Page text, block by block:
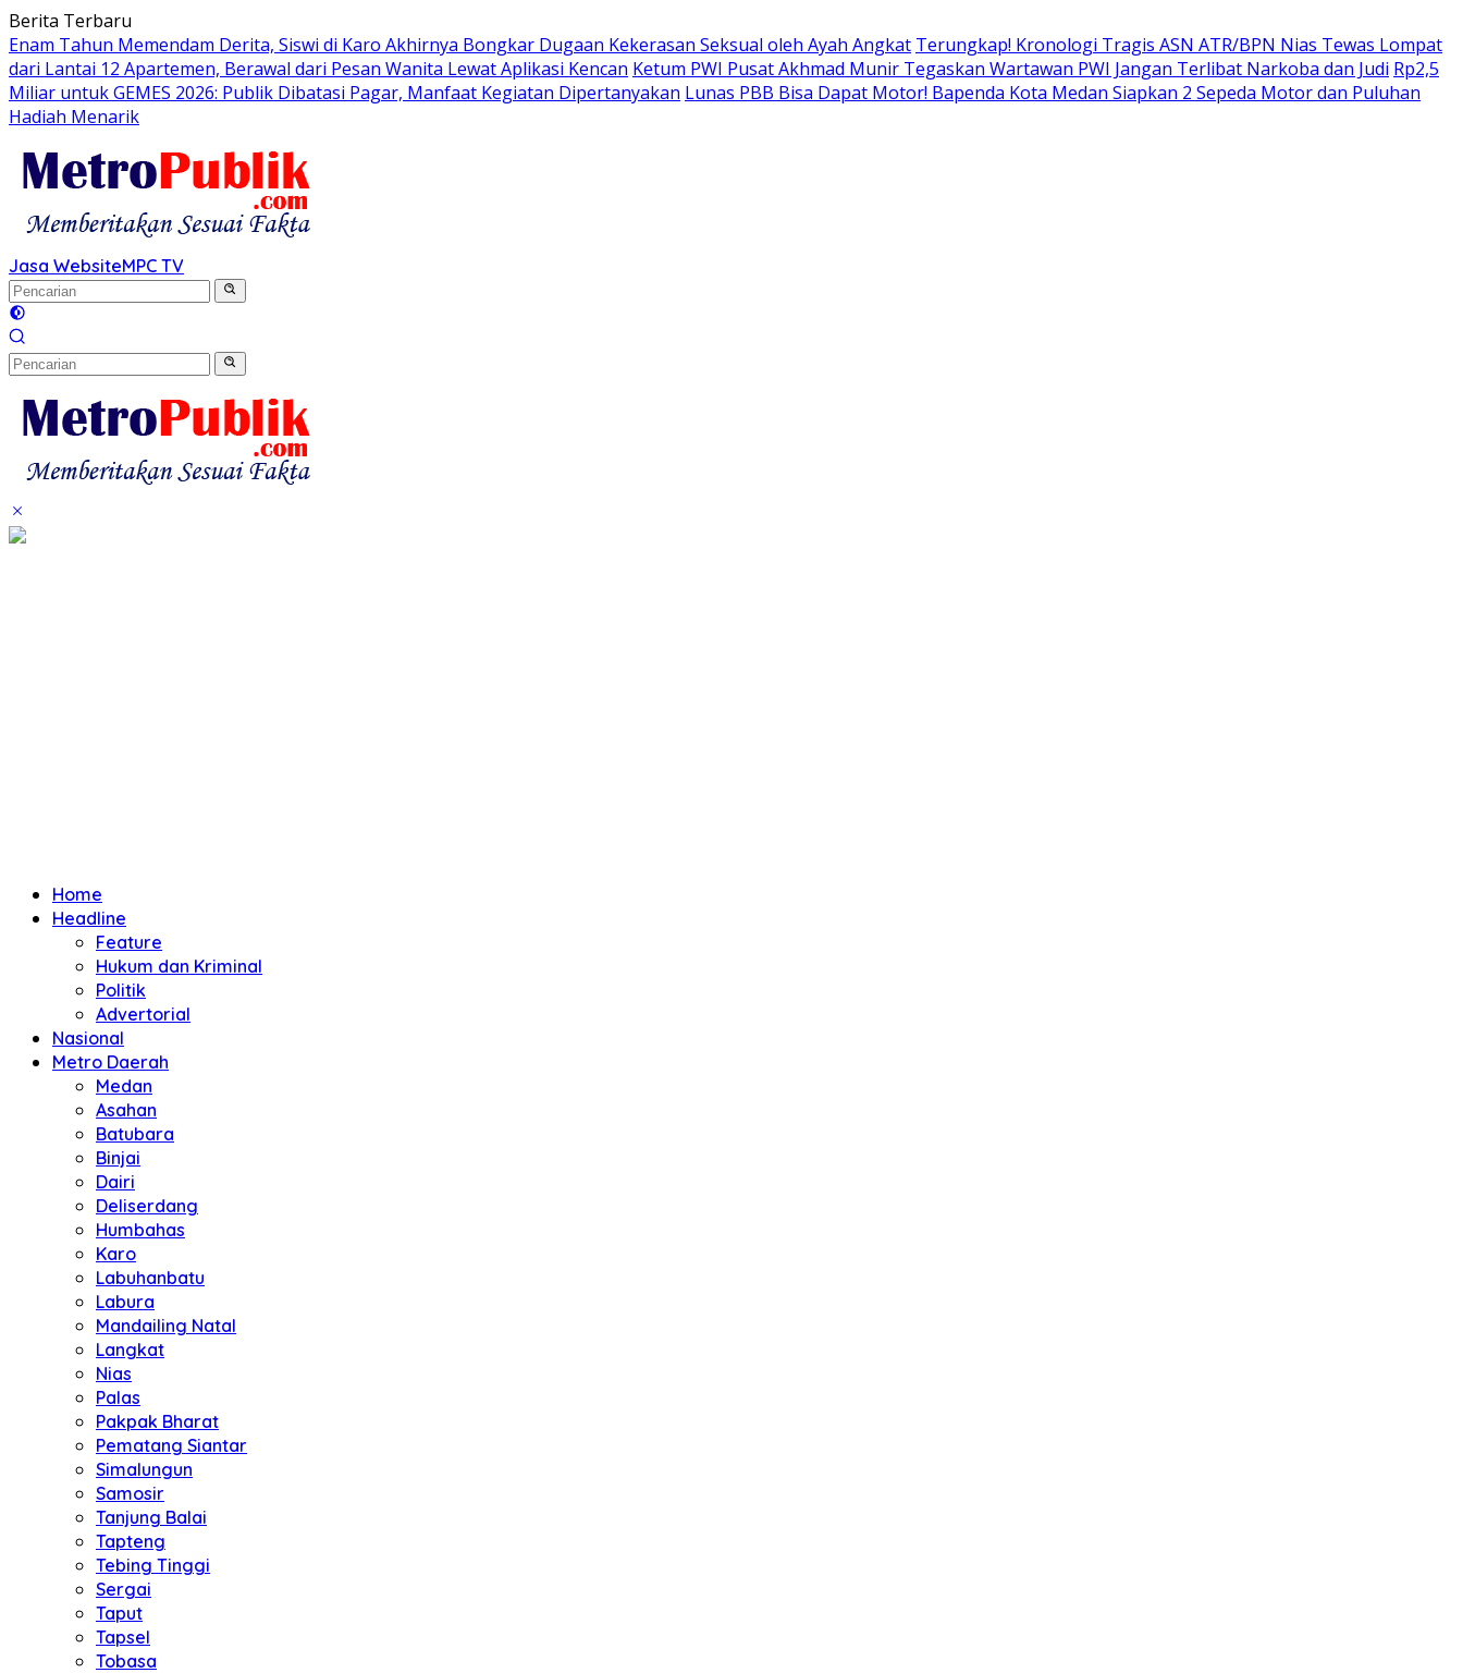
Langsung
ke
konten
Berita Terbaru
Enam Tahun Memendam Derita, Siswi di Karo Akhirnya Bongkar Dugaan Kekerasan Seksual oleh Ayah Angkat Terungkap! Kronologi Tragis ASN ATR/BPN Nias Tewas Lompat
dari Lantai 12 Apartemen, Berawal dari Pesan Wanita Lewat Aplikasi Kencan Ketum PWI Pusat Akhmad Munir Tegaskan Wartawan PWI Jangan Terlibat Narkoba dan Judi Rp2,5
Miliar untuk GEMES 2026: Publik Dibatasi Pagar, Manfaat Kegiatan Dipertanyakan Lunas PBB Bisa Dapat Motor! Bapenda Kota Medan Siapkan 2 Sepeda Motor dan Puluhan
Hadiah Menarik
Jasa WebsiteMPC TV
Home
Headline
Feature
Hukum dan Kriminal
Politik
Advertorial
Nasional
Metro Daerah
Medan
Asahan
Batubara
Binjai
Dairi
Deliserdang
Humbahas
Karo
Labuhanbatu
Labura
Mandailing Natal
Langkat
Nias
Palas
Pakpak Bharat
Pematang Siantar
Simalungun
Samosir
Tanjung Balai
Tapteng
Tebing Tinggi
Sergai
Taput
Tapsel
Tobasa